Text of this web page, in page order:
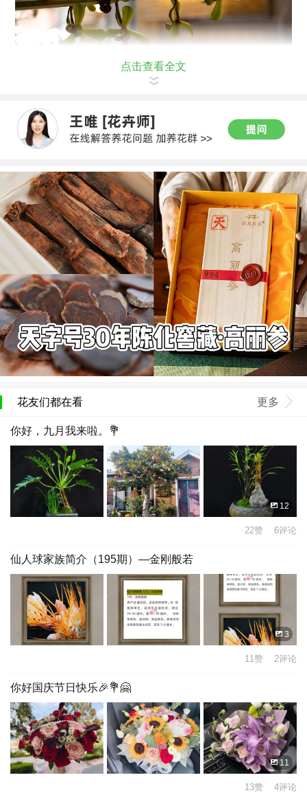
点击查看全文
花友们都在看 更多
你好，九月我来啦。💐
12
22赞 6评论
仙人球家族简介（195期）—金刚般若
3
11赞 2评论
你好国庆节日快乐🎉💐🤗
11
13赞 4评论